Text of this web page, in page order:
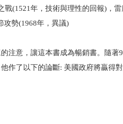
戰(1521年，技術與理性的回報)，
攻勢(1968年，異議)
注意，讓這本書成為暢銷書。隨著
作了以下的論斷: 美國政府將贏得